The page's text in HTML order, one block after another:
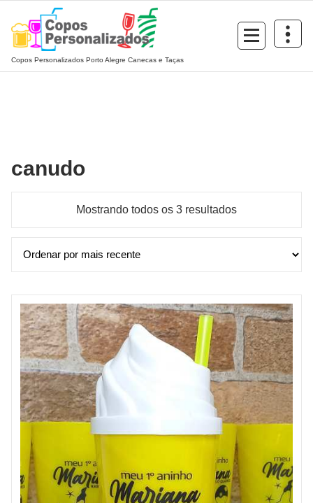
para
conteúdo
Copos Personalizados Porto Alegre Canecas e Taças
canudo
Mostrando todos os 3 resultadosClassificado